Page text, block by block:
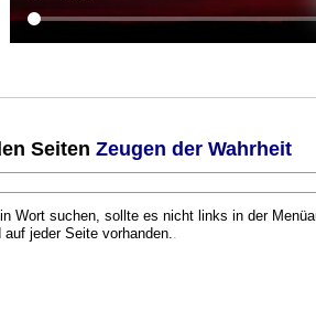
Seiten Zeugen der Wahrheit
Wort suchen, sollte es nicht links in der
jeder Seite vorhanden.